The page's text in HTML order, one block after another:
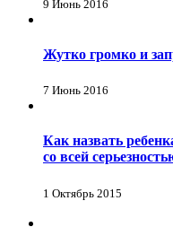
9 Июнь 2016
Жутко громко и
7 Июнь 2016
Как назвать
со всей
1 Октябрь 2015